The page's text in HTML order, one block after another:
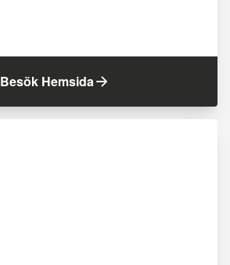
Besök Hemsida